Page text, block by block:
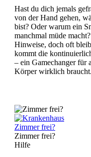
Hast du dich jemals
von der Hand gehen,
bist? Oder warum ein
manchmal müde
Hinweise, doch oft
kommt die
– ein Gamechanger für
Körper wirklich braucht.
Zimmer frei?
Zimmer frei?
Hilfe